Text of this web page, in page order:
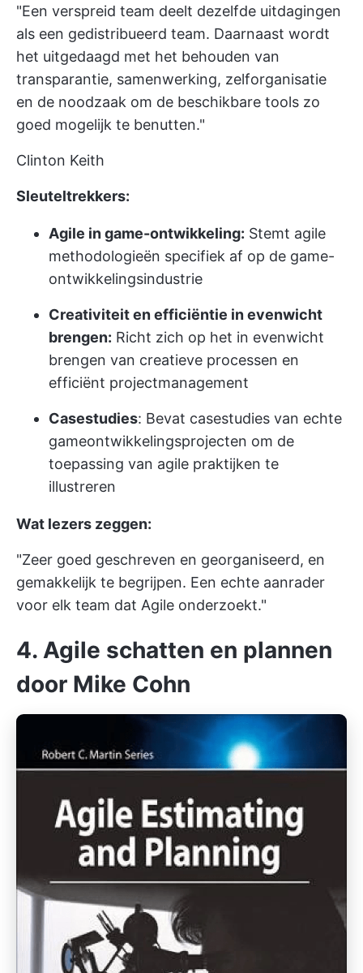
"Een verspreid team deelt dezelfde uitdagingen
als een gedistribueerd team. Daarnaast wordt
het uitgedaagd met het behouden van
transparantie, samenwerking, zelforganisatie
en de noodzaak om de beschikbare tools zo
goed mogelijk te benutten."
Clinton Keith
Sleuteltrekkers:
Agile in game-ontwikkeling: Stemt agile
methodologieën specifiek af op de game-
ontwikkelingsindustrie
Creativiteit en efficiëntie in evenwicht
brengen: Richt zich op het in evenwicht
brengen van creatieve processen en
efficiënt projectmanagement
Casestudies: Bevat casestudies van echte
gameontwikkelingsprojecten om de
toepassing van agile praktijken te
illustreren
Wat lezers zeggen:
"Zeer goed geschreven en georganiseerd, en
gemakkelijk te begrijpen. Een echte aanrader
voor elk team dat Agile onderzoekt."
4. Agile schatten en plannen
door Mike Cohn